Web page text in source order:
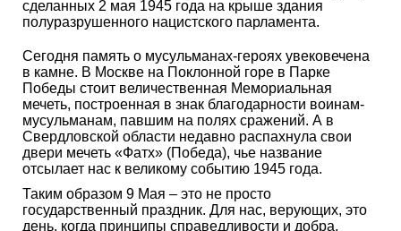
сделанных 2 мая 1945 года на крыше здания
полуразрушенного нацистского парламента.
Сегодня память о мусульманах-героях увековечена
в камне. В Москве на Поклонной горе в Парке
Победы стоит величественная Мемориальная
мечеть, построенная в знак благодарности воинам-
мусульманам, павшим на полях сражений. А в
Свердловской области недавно распахнула свои
двери мечеть «Фатх» (Победа), чье название
отсылает нас к великому событию 1945 года.
Таким образом 9 Мая – это не просто
государственный праздник. Для нас, верующих, это
день, когда принципы справедливости и добра,